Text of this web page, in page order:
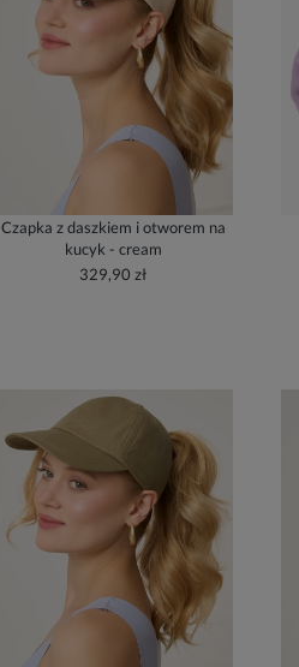
Czapka z daszkiem i otworem na
kucyk - cream
329,90 zł